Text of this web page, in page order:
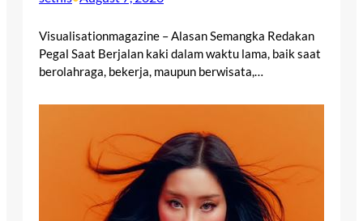
Visualisationmagazine – Alasan Semangka Redakan
Pegal Saat Berjalan kaki dalam waktu lama, baik saat
berolahraga, bekerja, maupun berwisata,…